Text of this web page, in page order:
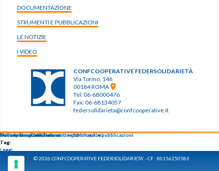
Primo piano,Dalla federazione,Strumenti e pubblicazioni
Tag:
Leggi
Strumenti e pubblicazioni
Tag:
Leggi
Strumenti e pubblicazioni
Tag:
Leggi
Dalla federazione,Strumenti e pubblicazioni
Tag:
Leggi
Strumenti e pubblicazioni
Tag:
Leggi
DOCUMENTAZIONE
STRUMENTI E PUBBLICAZIONI
LE NOTIZIE
I VIDEO
CONFCOOPERATIVE FEDERSOLIDARIETÀ
Via Torino, 146
00184 ROMA
Tel: 06-68000476
Fax: 06-68134057
federsolidarieta@confcooperative.it
© 2026 CONFCOOPERATIVE FEDERSOLIDARIETA' - CF : 80156250583